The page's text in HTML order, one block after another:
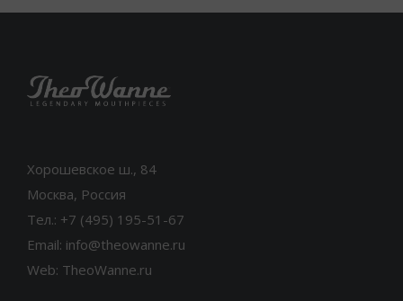
Хорошевское ш., 84
Москва, Россия
Тел.: +7 (495) 195-51-67
Email: info@theowanne.ru
Web: TheoWanne.ru